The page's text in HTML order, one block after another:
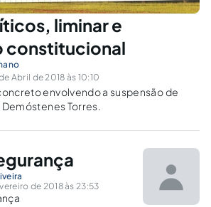
liminar e
constitucional
Abril de 2018 às 10:10
envolvendo a suspensão de
Torres.
de 2018 às 23:53